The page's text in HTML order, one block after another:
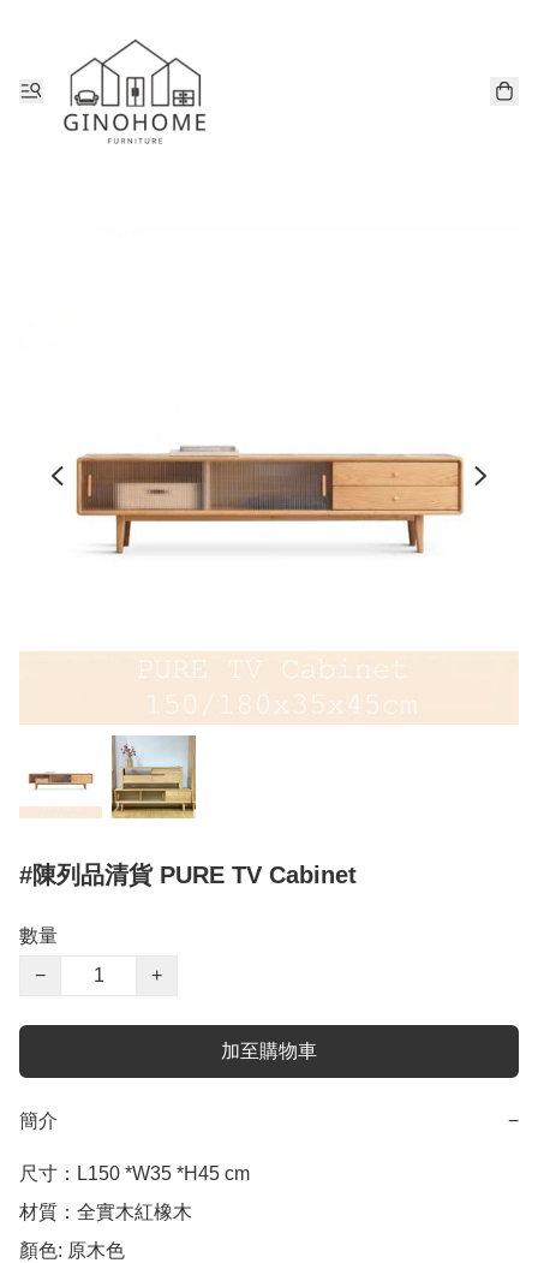
#陳列品清貨 PURE TV Cabinet
數量
−
+
加至購物車
簡介 −
尺寸：L150 *W35 *H45 cm
材質：全實木紅橡木
顏色: 原木色